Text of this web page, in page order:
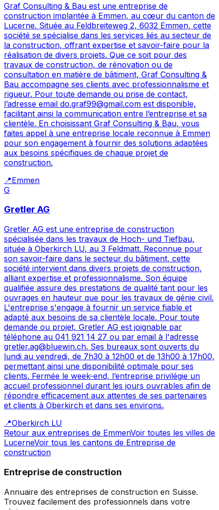
Graf Consulting & Bau est une entreprise de
construction implantée à Emmen, au cœur du canton de
Lucerne. Située au Feldbreiteweg 2, 6032 Emmen, cette
société se spécialise dans les services liés au secteur de
la construction, offrant expertise et savoir-faire pour la
réalisation de divers projets. Que ce soit pour des
travaux de construction, de rénovation ou de
consultation en matière de bâtiment, Graf Consulting &
Bau accompagne ses clients avec professionnalisme et
rigueur. Pour toute demande ou prise de contact,
l’adresse email do.graf99@gmail.com est disponible,
facilitant ainsi la communication entre l’entreprise et sa
clientèle. En choisissant Graf Consulting & Bau, vous
faites appel à une entreprise locale reconnue à Emmen
pour son engagement à fournir des solutions adaptées
aux besoins spécifiques de chaque projet de
construction.
📍Emmen
G
Gretler AG
Gretler AG est une entreprise de construction
spécialisée dans les travaux de Hoch- und Tiefbau,
située à Oberkirch LU, au 3 Feldmatt. Reconnue pour
son savoir-faire dans le secteur du bâtiment, cette
société intervient dans divers projets de construction,
alliant expertise et professionnalisme. Son équipe
qualifiée assure des prestations de qualité tant pour les
ouvrages en hauteur que pour les travaux de génie civil.
L'entreprise s'engage à fournir un service fiable et
adapté aux besoins de sa clientèle locale. Pour toute
demande ou projet, Gretler AG est joignable par
téléphone au 041 921 14 27 ou par email à l'adresse
gretler.ag@bluewin.ch. Ses bureaux sont ouverts du
lundi au vendredi, de 7h30 à 12h00 et de 13h00 à 17h00,
permettant ainsi une disponibilité optimale pour ses
clients. Fermée le week-end, l’entreprise privilégie un
accueil professionnel durant les jours ouvrables afin de
répondre efficacement aux attentes de ses partenaires
et clients à Oberkirch et dans ses environs.
📍Oberkirch LU
Retour aux entreprises de EmmenVoir toutes les villes de
LucerneVoir tous les cantons de Entreprise de
construction
Entreprise de construction
Annuaire des entreprises de construction en Suisse.
Trouvez facilement des professionnels dans votre